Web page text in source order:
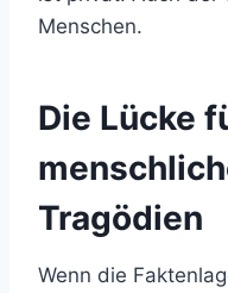
Menschen.
Die Lücke
Tragödien
Wenn die